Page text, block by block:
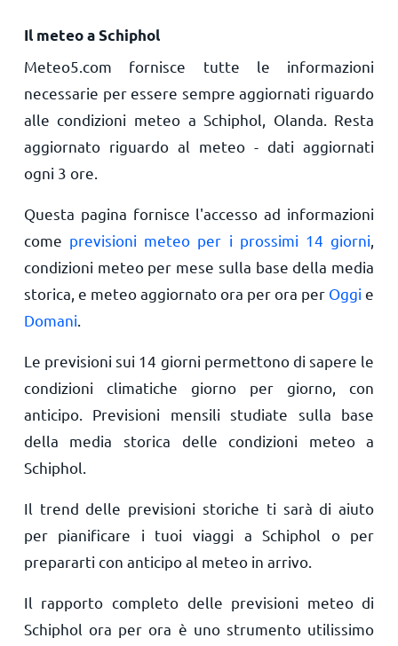
Il meteo a Schiphol
Meteo5.com fornisce tutte le informazioni
necessarie per essere sempre aggiornati riguardo
alle condizioni meteo a Schiphol, Olanda. Resta
aggiornato riguardo al meteo - dati aggiornati
ogni 3 ore.
Questa pagina fornisce l'accesso ad informazioni
come previsioni meteo per i prossimi 14 giorni
condizioni meteo per mese sulla base della media
storica, e meteo aggiornato ora per ora per Oggi e
Domani
Le previsioni sui 14 giorni permettono di sapere le
condizioni climatiche giorno per giorno, con
anticipo. Previsioni mensili studiate sulla base
della media storica delle condizioni meteo a
Schiphol.
Il trend delle previsioni storiche ti sarà di aiuto
per pianificare i tuoi viaggi a Schiphol o per
prepararti con anticipo al meteo in arrivo.
Il rapporto completo delle previsioni meteo di
Schiphol ora per ora è uno strumento utilissimo